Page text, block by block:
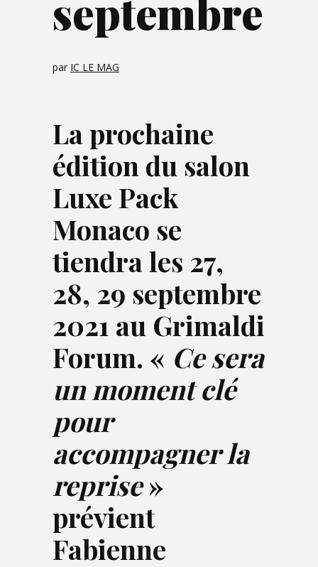
septembre
par IC LE MAG
La prochaine
édition du salon
Luxe Pack
Monaco se
tiendra les 27,
28, 29 septembre
2021 au Grimaldi
Forum. « Ce sera
un moment clé
pour
accompagner la
reprise»
prévient
Fabienne